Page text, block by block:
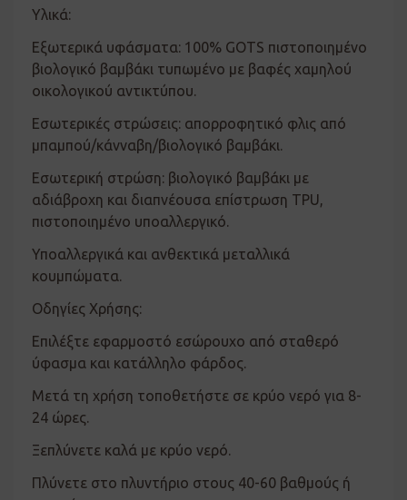
Υλικά:
Εξωτερικά υφάσματα: 100% GOTS πιστοποιημένο
βιολογικό βαμβάκι τυπωμένο με βαφές χαμηλού
οικολογικού αντικτύπου.
Εσωτερικές στρώσεις: απορροφητικό φλις από
μπαμπού/κάνναβη/βιολογικό βαμβάκι.
Εσωτερική στρώση: βιολογικό βαμβάκι με
αδιάβροχη και διαπνέουσα επίστρωση TPU,
πιστοποιημένο υποαλλεργικό.
Υποαλλεργικά και ανθεκτικά μεταλλικά
κουμπώματα.
Οδηγίες Χρήσης:
Επιλέξτε εφαρμοστό εσώρουχο από σταθερό
ύφασμα και κατάλληλο φάρδος.
Μετά τη χρήση τοποθετήστε σε κρύο νερό για 8-
24 ώρες.
Ξεπλύνετε καλά με κρύο νερό.
Πλύνετε στο πλυντήριο στους 40-60 βαθμούς ή